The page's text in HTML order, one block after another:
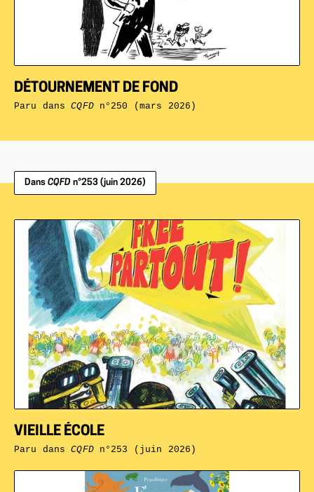
DÉTOURNEMENT DE FOND
Paru dansCQFDn°250 (mars 2026)
Dans CQFD n°253 (juin 2026)
VIEILLE ÉCOLE
Paru dansCQFDn°253 (juin 2026)